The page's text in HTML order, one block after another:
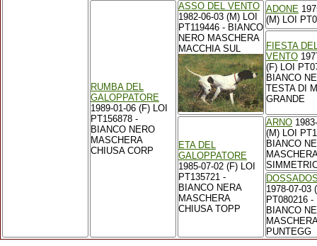
RUMBA DEL
GALOPPATORE
1989-01-06 (F) LOI
PT156878 -
BIANCO NERO
MASCHERA
CHIUSA CORP
ASSO DEL VENTO
1982-06-03 (M) LOI
PT119446 - BIANCO
NERO MASCHERA
MACCHIA SUL
ADONE
(M) LOI
FIESTA
VENTO
(F) LOI
BIANCO
TESTA DI
GRANDE
ETA DEL
GALOPPATORE
1985-07-02 (F) LOI
PT135721 -
BIANCO NERA
MASCHERA
CHIUSA TOPP
ARNO
(M) LOI
BIANCO
1978-07-03
PT080216 -
BIANCO
PUNTEGG